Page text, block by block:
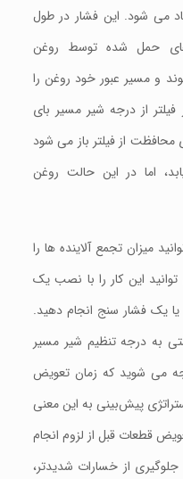
می شود. این فشار در طول
حمل شده توسط روغن
و مسير عبور خود روغن را
از درجه شیر مسیر بای
محافظت از فیلتر باز می شود
اما در این حالت روغن
میزان تجمع آلاینده ها را
توانید این کار را با نصب یک
یا یک فشار سنج انجام دهید.
به درجه تنظيم شیر مسیر
می شويد که زمان تعویض
پیش‌بینی به این معنی
قطعات قبل از لزوم انجام
از خسارات شديدتر،